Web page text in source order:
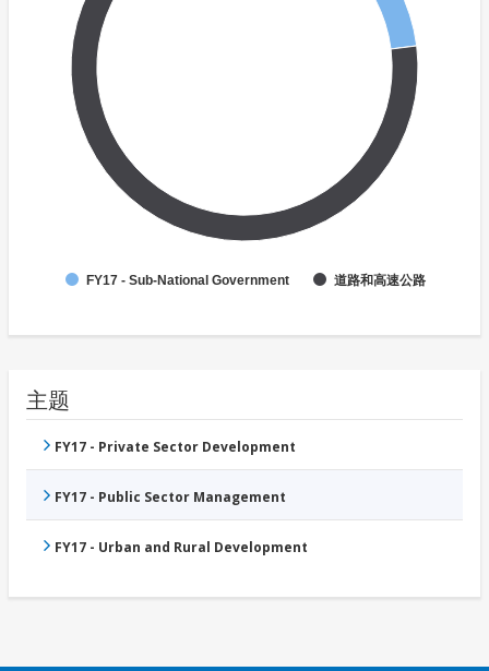
FY17 - Sub-National Government 道路和高速公路
主题
FY17 - Private Sector Development
FY17 - Public Sector Management
FY17 - Urban and Rural Development